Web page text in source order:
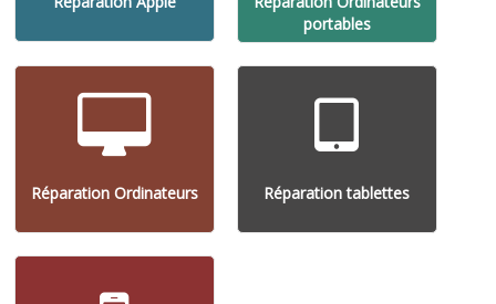
portables
Réparation Ordinateurs Réparation tablettes